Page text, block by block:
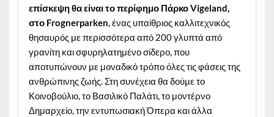
επίσκεψη θα είναι το περίφημο Πάρκο Vigeland,
στο Frognerparken, ένας υπαίθριος καλλιτεχνικός
θησαυρός με περισσότερα από 200 γλυπτά από
γρανίτη και σφυρηλατημένο σίδερο, που
αποτυπώνουν με μοναδικό τρόπο όλες τις φάσεις της
ανθρώπινης ζωής. Στη συνέχεια θα δούμε το
Κοινοβούλιο, το Βασιλικό Παλάτι, το μοντέρνο
Δημαρχείο, την εντυπωσιακή Όπερα και άλλα